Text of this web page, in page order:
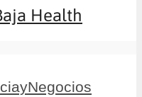
Health